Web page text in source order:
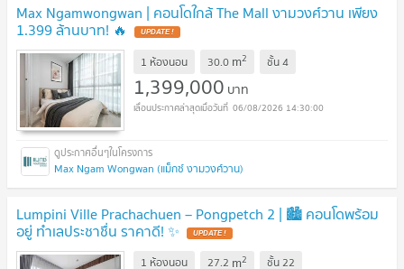
Max Ngamwongwan | คอนโดใกล้ The Mall งามวงศ์วาน เพียง
1.399 ล้านบาท! 🔥 UPDATE !
1 ห้องนอน 30.0 m2 ชั้น4
1,399,000 บาท
06/08/2026 14:30:00
Max Ngam Wongwan (แม็กซ์ งามวงศ์วาน)
Lumpini Ville Prachachuen – Pongpetch 2 | 🏙️ คอนโดพร้อม
อยู่ ทำเลประชาชื่น ราคาดี! ✨ UPDATE !
1 ห้องนอน 27.2 m2 ชั้น22